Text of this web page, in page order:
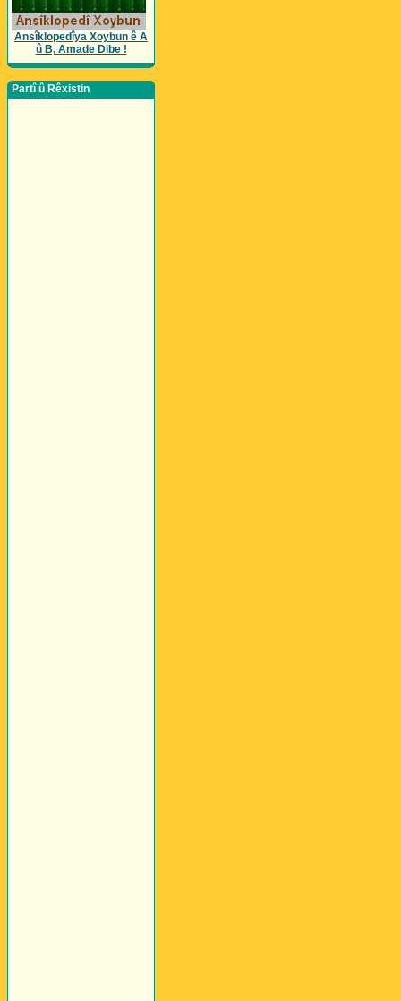
Ansîklopedîya Xoybun ê A
û B, Amade Dibe !
Partî û Rêxistin